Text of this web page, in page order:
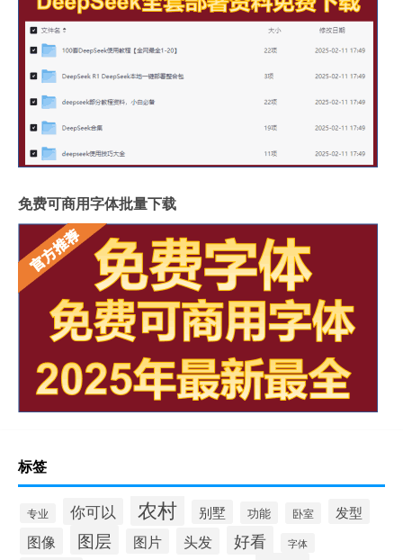
免费可商用字体批量下载
标签
专业 你可以 农村 别墅 功能 卧室 发型
图像 图层 图片 头发 好看 字体